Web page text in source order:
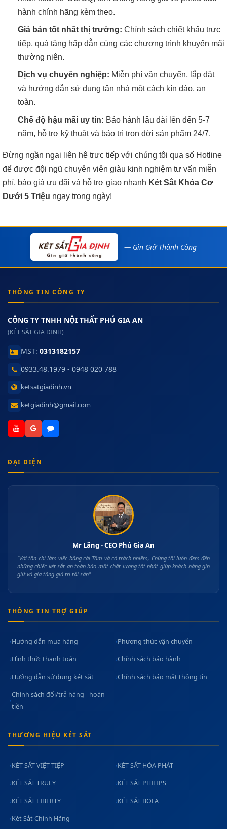
hành chính hãng kèm theo.
Giá bán tốt nhất thị trường: Chính sách chiết khấu trực
tiếp, quà tặng hấp dẫn cùng các chương trình khuyến mãi
thường niên.
Dịch vụ chuyên nghiệp: Miễn phí vận chuyển, lắp đặt
và hướng dẫn sử dụng tận nhà một cách kín đáo, an
toàn.
Chế độ hậu mãi uy tín: Bảo hành lâu dài lên đến 5-7
năm, hỗ trợ kỹ thuật và bảo trì trọn đời sản phẩm 24/7.
Đừng ngần ngại liên hệ trực tiếp với chúng tôi qua số Hotline
để được đội ngũ chuyên viên giàu kinh nghiệm tư vấn miễn
phí, báo giá ưu đãi và hỗ trợ giao nhanh Két Sắt Khóa Cơ
Dưới 5 Triệu ngay trong ngày!
— Gìn Giữ Thành Công
THÔNG TIN CÔNG TY
CÔNG TY TNHH NỘI THẤT PHÚ GIA AN
(KÉT SẮT GIA ĐỊNH)
MST: 0313182157
0933.48.1979 - 0948 020 788
ketsatgiadinh.vn
ketgiadinh@gmail.com
ĐẠI DIỆN
Mr Lăng - CEO Phú Gia An
"Với tôn chỉ làm việc bằng cái Tâm và có trách nhiệm, Chúng tôi luôn đem đến
những chiếc két sắt an toàn bảo mật chất lượng tốt nhất giúp khách hàng gìn
giữ và gia tăng giá trị tài sản"
THÔNG TIN TRỢ GIÚP
Hướng dẫn mua hàng Phương thức vận chuyển
Hình thức thanh toán Chính sách bảo hành
Hướng dẫn sử dụng két sắt Chính sách bảo mật thông tin
Chính sách đổi/trả hàng - hoàn
tiền
THƯƠNG HIỆU KÉT SẮT
KÉT SẮT VIỆT TIỆP KÉT SẮT HÒA PHÁT
KÉT SẮT TRULY KÉT SẮT PHILIPS
KÉT SẮT LIBERTY KÉT SẮT BOFA
Két Sắt Chính Hãng